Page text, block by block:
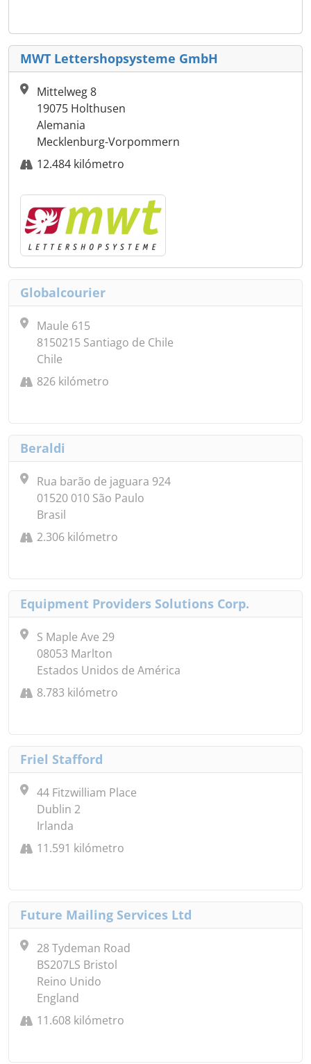
MWT Lettershopsysteme GmbH
Mittelweg 8
19075 Holthusen
Alemania
Mecklenburg-Vorpommern
12.484 kilómetro
Globalcourier
Maule 615
8150215 Santiago de Chile
Chile
826 kilómetro
Beraldi
Rua barão de jaguara 924
01520 010 São Paulo
Brasil
2.306 kilómetro
Equipment Providers Solutions Corp.
S Maple Ave 29
08053 Marlton
Estados Unidos de América
8.783 kilómetro
Friel Stafford
44 Fitzwilliam Place
Dublin 2
Irlanda
11.591 kilómetro
Future Mailing Services Ltd
28 Tydeman Road
BS207LS Bristol
Reino Unido
England
11.608 kilómetro